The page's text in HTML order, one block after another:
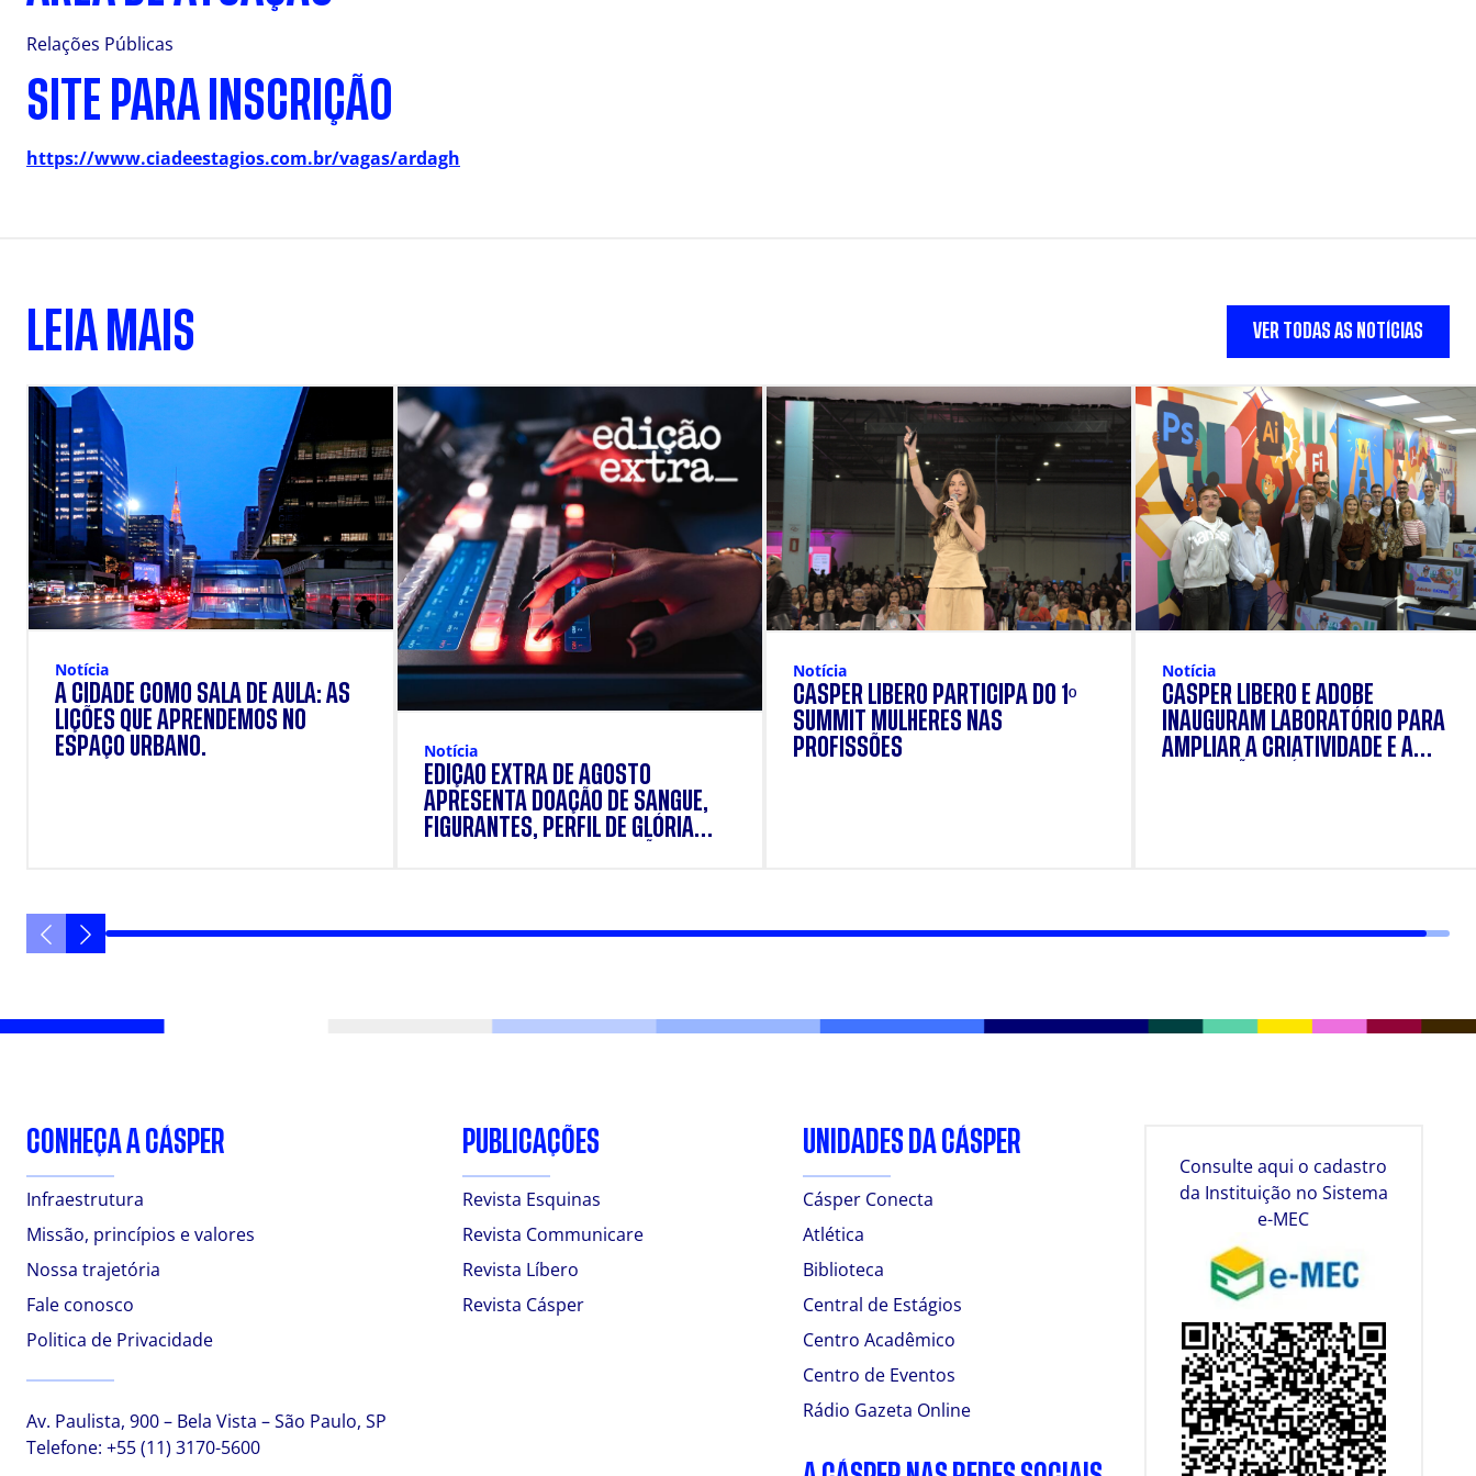
Relações Públicas
SITE PARA INSCRIÇÃO
https://www.ciadeestagios.com.br/vagas/ardagh
LEIA MAIS VER TODAS AS NOTÍCIAS
Notícia
A CIDADE COMO SALA DE AULA: AS
LIÇÕES QUE APRENDEMOS NO
ESPAÇO URBANO.
Notícia
EDIÇÃO EXTRA DE AGOSTO
APRESENTA DOAÇÃO DE SANGUE,
FIGURANTES, PERFIL DE GLÓRIA
Notícia
CÁSPER LÍBERO PARTICIPA DO 1º
SUMMIT MULHERES NAS
PROFISSÕES
Notícia
CÁSPER LÍBERO E ADOBE
INAUGURAM LABORATÓRIO PARA
AMPLIAR A CRIATIVIDADE E A
CONHEÇA A CÁSPER
Infraestrutura
Missão, princípios e valores
Nossa trajetória
Fale conosco
Politica de Privacidade
Av. Paulista, 900 – Bela Vista – São Paulo, SP
Telefone: +55 (11) 3170-5600
PUBLICAÇÕES
Revista Esquinas
Revista Communicare
Revista Líbero
Revista Cásper
UNIDADES DA CÁSPER
Cásper Conecta
Atlética
Biblioteca
Central de Estágios
Centro Acadêmico
Centro de Eventos
Rádio Gazeta Online
Consulte aqui o cadastro
da Instituição no Sistema
e-MEC